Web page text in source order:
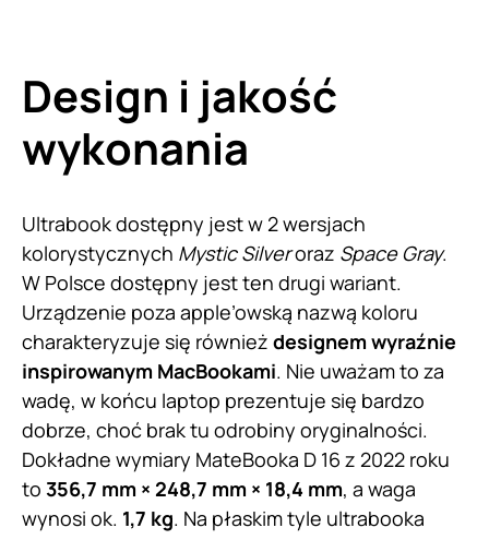
Design i jakość
wykonania
Ultrabook dostępny jest w 2 wersjach
kolorystycznych Mystic Silveroraz Space Gray.
W Polsce dostępny jest ten drugi wariant.
Urządzenie poza apple’owską nazwą koloru
charakteryzuje się również designem wyraźnie
inspirowanym MacBookami. Nie uważam to za
wadę, w końcu laptop prezentuje się bardzo
dobrze, choć brak tu odrobiny oryginalności.
Dokładne wymiary MateBooka D 16 z 2022 roku
to 356,7 mm × 248,7 mm × 18,4 mm, a waga
wynosi ok. 1,7 kg. Na płaskim tyle ultrabooka